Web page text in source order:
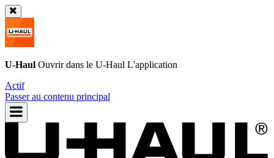
U-Haul Ouvrir dans le U-Haul L'application
Actif
Passer au contenu principal